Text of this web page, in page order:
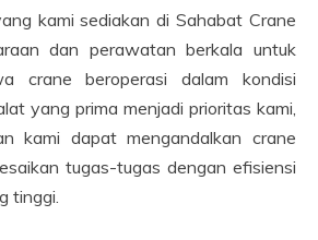
kami sediakan di Sahabat Crane
dan perawatan berkala untuk
crane beroperasi dalam kondisi
yang prima menjadi prioritas kami,
kami dapat mengandalkan crane
tugas-tugas dengan efisiensi
tinggi.